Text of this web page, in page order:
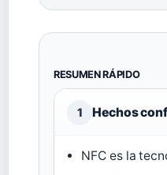
RESUMEN RÁPIDO
1 Hechos
NFC es la